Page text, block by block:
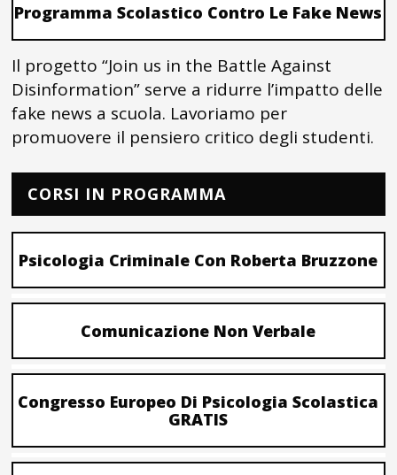
Programma Scolastico Contro Le Fake News
Il progetto “Join us in the Battle Against
Disinformation” serve a ridurre l’impatto delle
fake news a scuola. Lavoriamo per
promuovere il pensiero critico degli studenti.
CORSI IN PROGRAMMA
Psicologia Criminale Con Roberta Bruzzone
Comunicazione Non Verbale
Congresso Europeo Di Psicologia Scolastica
GRATIS